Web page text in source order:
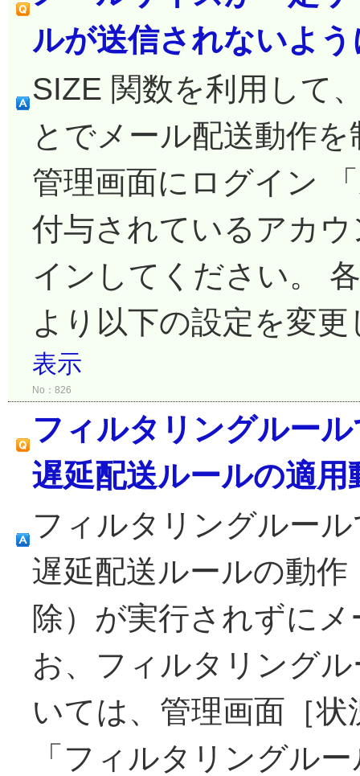
ルが送信されないよ
SIZE 関数を利用して
とでメール配送動作
管理画面にログイン
付与されているアカ
インしてください。
より以下の設定を変
表示
No：826
フィルタリングルー
遅延配送ルールの適
フィルタリングルー
遅延配送ルールの動
除）が実行されずに
お、フィルタリング
いては、管理画面［
「フィルタリングル